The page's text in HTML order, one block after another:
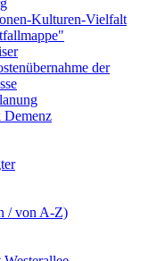
Kulturen-Vielfalt
der
Demenz
/ von A-Z)